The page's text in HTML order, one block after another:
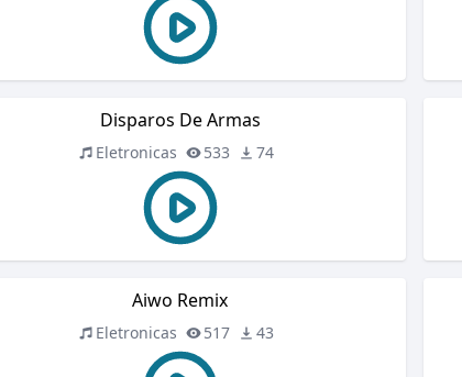
Disparos De Armas
Eletronicas 533 74
Aiwo Remix
Eletronicas 517 43